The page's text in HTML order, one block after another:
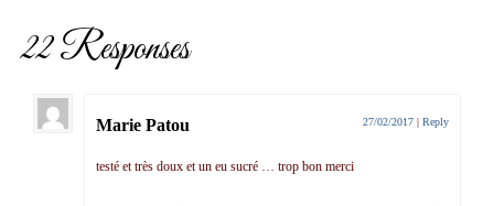
22 Responses
Marie Patou 27/02/2017 | Reply
testé et très doux et un eu sucré … trop bon merci